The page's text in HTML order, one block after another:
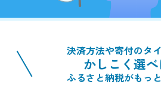
決済方法や寄付のタ
かしこく選べ
ふるさと納税がもっ